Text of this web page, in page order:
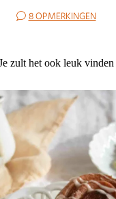
8 OPMERKINGEN
zult het ook leuk vinden